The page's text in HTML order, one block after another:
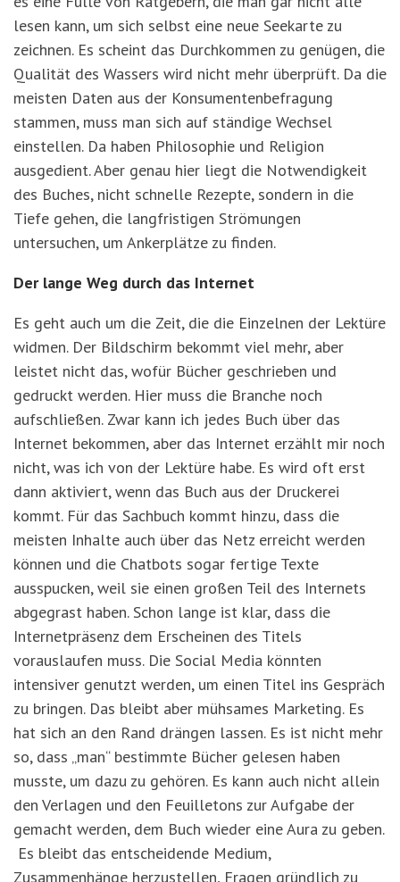
lesen kann, um sich selbst eine neue Seekarte zu
zeichnen. Es scheint das Durchkommen zu genügen, die
Qualität des Wassers wird nicht mehr überprüft. Da die
meisten Daten aus der Konsumentenbefragung
stammen, muss man sich auf ständige Wechsel
einstellen. Da haben Philosophie und Religion
ausgedient. Aber genau hier liegt die Notwendigkeit
des Buches, nicht schnelle Rezepte, sondern in die
Tiefe gehen, die langfristigen Strömungen
untersuchen, um Ankerplätze zu finden.
Der lange Weg durch das Internet
Es geht auch um die Zeit, die die Einzelnen der Lektüre
widmen. Der Bildschirm bekommt viel mehr, aber
leistet nicht das, wofür Bücher geschrieben und
gedruckt werden. Hier muss die Branche noch
aufschließen. Zwar kann ich jedes Buch über das
Internet bekommen, aber das Internet erzählt mir noch
nicht, was ich von der Lektüre habe. Es wird oft erst
dann aktiviert, wenn das Buch aus der Druckerei
kommt. Für das Sachbuch kommt hinzu, dass die
meisten Inhalte auch über das Netz erreicht werden
können und die Chatbots sogar fertige Texte
ausspucken, weil sie einen großen Teil des Internets
abgegrast haben. Schon lange ist klar, dass die
Internetpräsenz dem Erscheinen des Titels
vorauslaufen muss. Die Social Media könnten
intensiver genutzt werden, um einen Titel ins Gespräch
zu bringen. Das bleibt aber mühsames Marketing. Es
hat sich an den Rand drängen lassen. Es ist nicht mehr
so, dass „man“ bestimmte Bücher gelesen haben
musste, um dazu zu gehören. Es kann auch nicht allein
den Verlagen und den Feuilletons zur Aufgabe der
gemacht werden, dem Buch wieder eine Aura zu geben.
Es bleibt das entscheidende Medium,
Zusammenhänge herzustellen, Fragen gründlich zu